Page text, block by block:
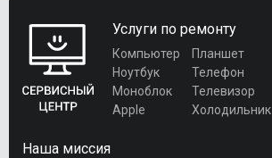
Услуги по ремонту
Компьютер
Ноутбук
Моноблок
Apple
Планшет
Телефон
Телевизор
Холодильник
Наша миссия